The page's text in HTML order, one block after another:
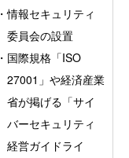
・情報セキュリティ
委員会の設置
・ 国際規格「ISO
27001」や経済産業
省が掲げる「サイ
バーセキュリティ
経営ガイドライ